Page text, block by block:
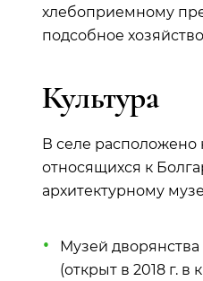
хлебоприемному
подсобное
Культура
В селе расположено
относящихся к
архитектурному
Музей дворянства
(открыт в 2018 г.